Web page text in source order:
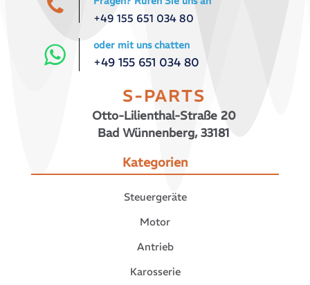
+49 155 651 034 80
oder mit uns chatten
+49 155 651 034 80
S-PARTS
Otto-Lilienthal-Straße 20
Bad Wünnenberg, 33181
Kategorien
Steuergeräte
Motor
Antrieb
Karosserie